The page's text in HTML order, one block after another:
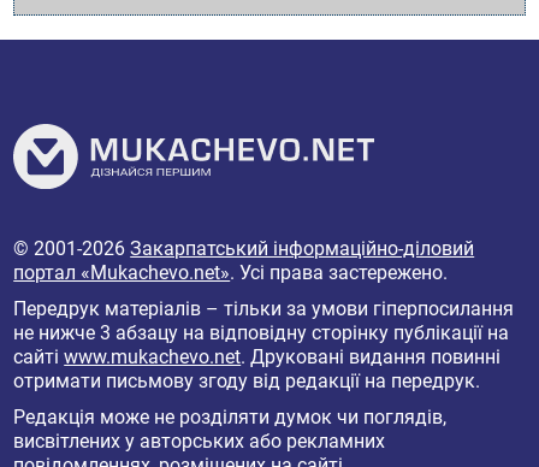
© 2001-2026Закарпатський інформаційно-діловий
портал «Mukachevo.net». Усі права застережено.
Передрук матеріалів – тільки за умови гіперпосилання
не нижче 3 абзацу на відповідну сторінку публікації на
сайтіwww.mukachevo.net. Друковані видання повинні
отримати письмову згоду від редакції на передрук.
Редакція може не розділяти думок чи поглядів,
висвітлених у авторських або рекламних